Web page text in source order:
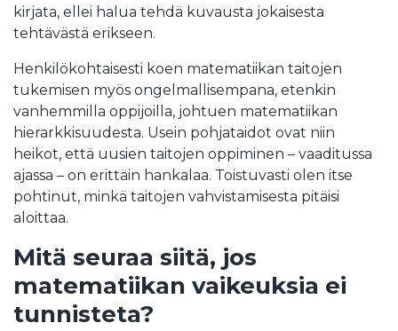
kirjata, ellei halua tehdä kuvausta jokaisesta
tehtävästä erikseen.
Henkilökohtaisesti koen matematiikan taitojen
tukemisen myös ongelmallisempana, etenkin
vanhemmilla oppijoilla, johtuen matematiikan
hierarkkisuudesta. Usein pohjataidot ovat niin
heikot, että uusien taitojen oppiminen – vaaditussa
ajassa – on erittäin hankalaa. Toistuvasti olen itse
pohtinut, minkä taitojen vahvistamisesta pitäisi
aloittaa.
Mitä seuraa siitä, jos
matematiikan vaikeuksia ei
tunnisteta?